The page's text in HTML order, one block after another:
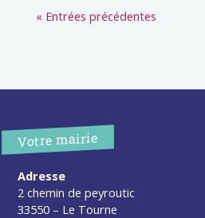
« Entrées précédentes
Votre mairie
Adresse
2 chemin de peyroutic
33550 – Le Tourne